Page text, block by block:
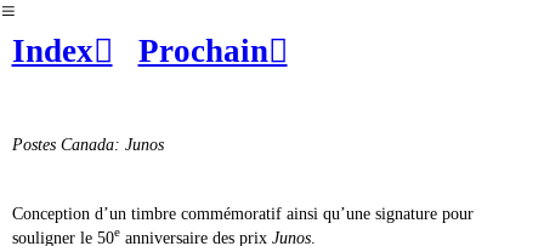
︎
Index︎ Prochain︎
Postes Canada: Junos
Conception d’un timbre commémoratif ainsi qu’une signature pour
souligner le 50eanniversaire des prix Junos.